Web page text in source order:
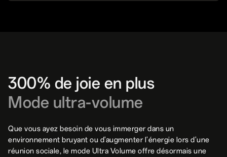
300% de joie en plus
Mode ultra-volume
Que vous ayez besoin de vous immerger dans un
environnement bruyant ou d'augmenter l'énergie lors d'une
réunion sociale, le mode Ultra Volume offre désormais une